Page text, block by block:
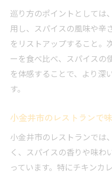
巡り方のポイントとしては
用し、スパイスの風味や辛
をリストアップすること。
ーを食べ比べ、スパイスの
を体感することで、より深
す。
小金井市のレストランで
小金井市のレストランでは
く、スパイスの香りや味わ
っています。特にチキンカ